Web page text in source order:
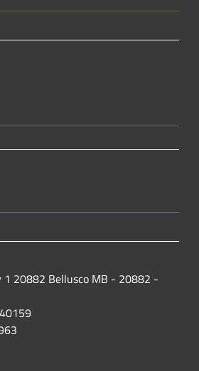
1 20882 Bellusco MB - 20882 -